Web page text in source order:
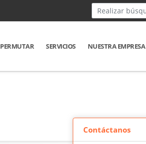
PERMUTAR SERVICIOS NUESTRA EMPRESA
Contáctanos